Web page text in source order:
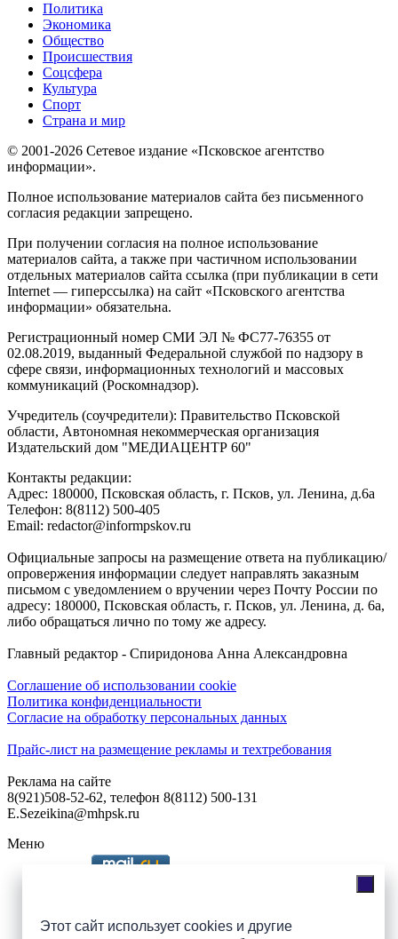
Этот сайт использует cookies и другие
Политика
Экономика
Общество
Происшествия
Соцсфера
Культура
Спорт
Страна и мир
© 2001-2026 Сетевое издание «Псковское агентство
информации».
Полное использование материалов сайта без письменного
согласия редакции запрещено.
При получении согласия на полное использование
материалов сайта, а также при частичном использовании
отдельных материалов сайта ссылка (при публикации в сети
Internet — гиперссылка) на сайт «Псковского агентства
информации» обязательна.
Регистрационный номер СМИ ЭЛ № ФС77-76355 от
02.08.2019, выданный Федеральной службой по надзору в
сфере связи, информационных технологий и массовых
коммуникаций (Роскомнадзор).
Учредитель (соучредители): Правительство Псковской
области, Автономная некоммерческая организация
Издательский дом "МЕДИАЦЕНТР 60"
Контакты редакции:
Адреc: 180000, Псковская область, г. Псков, ул. Ленина, д.6а
Телефон: 8(8112) 500-405
Email: redactor@informpskov.ru
Официальные запросы на размещение ответа на публикацию/
опровержения информации следует направлять заказным
письмом с уведомлением о вручении через Почту России по
адресу: 180000, Псковская область, г. Псков, ул. Ленина, д. 6а,
либо обращаться лично по тому же адресу.
Главный редактор - Спиридонова Анна Александровна
Соглашение об использовании cookie
Политика конфиденциальности
Согласие на обработку персональных данных
Прайс-лист на размещение рекламы и техтребования
Реклама на сайте
8(921)508-52-62, телефон 8(8112) 500-131
E.Sezeikina@mhpsk.ru
Меню